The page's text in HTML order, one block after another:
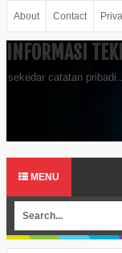
About Contact
INFORMASI
sekedar catatan
MENU